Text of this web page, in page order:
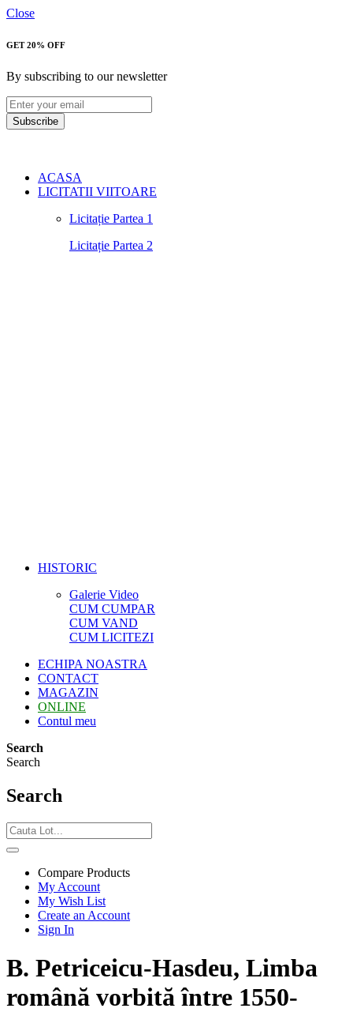
Close
GET 20% OFF
By subscribing to our newsletter
Subscribe
ACASA
LICITATII VIITOARE
Licitație Partea 1
Licitație Partea 2
HISTORIC
Galerie Video
CUM CUMPAR
CUM VAND
CUM LICITEZI
ECHIPA NOASTRA
CONTACT
MAGAZIN
ONLINE
Contul meu
Search
Search
Search
Compare Products
My Account
My Wish List
Create an Account
Sign In
B. Petriceicu-Hasdeu, Limba
română vorbită între 1550-